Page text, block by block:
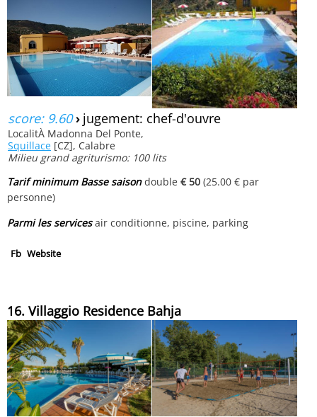
score: 9.60› jugement: chef-d'ouvre
LocalitÀ Madonna Del Ponte,
Squillace [CZ], Calabre
Milieu grand agriturismo: 100 lits
Tarif minimum Basse saisondouble€ 50 (25.00 € par
personne)
Parmi les servicesair conditionne, piscine, parking
Fb Website
16. Villaggio Residence Bahja